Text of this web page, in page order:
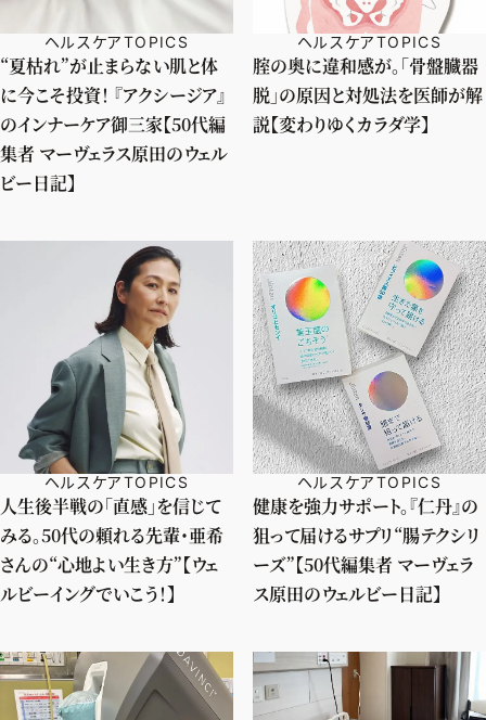
ヘルスケアTOPICS
“夏枯れ”が止まらない肌と体
に今こそ投資！ 『アクシージア』
のインナーケア御三家【50代編
集者 マーヴェラス原田のウェル
ビー日記】
ヘルスケアTOPICS
腟の奥に違和感が。「骨盤臓器
脱」の原因と対処法を医師が解
説【変わりゆくカラダ学】
ヘルスケアTOPICS
人生後半戦の「直感」を信じて
みる。50代の頼れる先輩・亜希
さんの“心地よい生き方”【ウェ
ルビーイングでいこう！】
ヘルスケアTOPICS
健康を強力サポート。『仁丹』の
狙って届けるサプリ“腸テクシリ
ーズ”【50代編集者 マーヴェラ
ス原田のウェルビー日記】